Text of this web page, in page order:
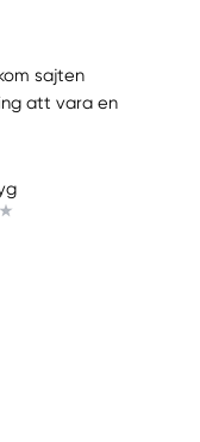
sajten
att vara en